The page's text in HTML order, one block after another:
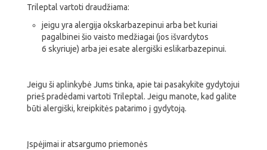
Trileptal vartoti draudžiama:
jeigu yra alergija okskarbazepinui arba bet kuriai
pagalbinei šio vaisto medžiagai (jos išvardytos
6 skyriuje) arba jei esate alergiški eslikarbazepinui.
Jeigu ši aplinkybė Jums tinka, apie tai pasakykite gydytojui
prieš pradėdami vartoti Trileptal. Jeigu manote, kad galite
būti alergiški, kreipkitės patarimo į gydytoją.
Įspėjimai ir atsargumo priemonės